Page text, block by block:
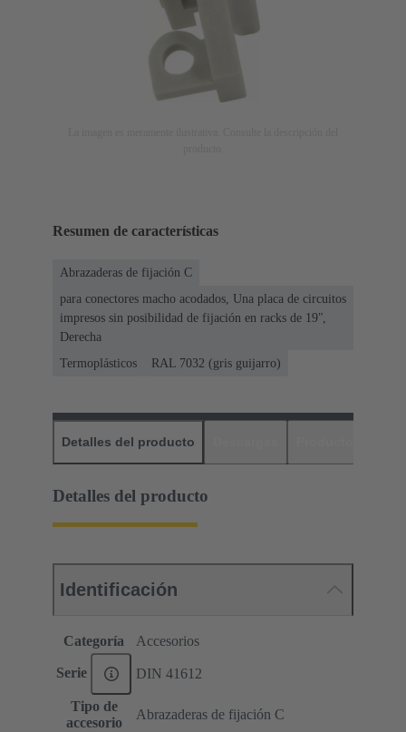
Resumen de características
Abrazaderas de fijación C
para conectores macho acodados, Una placa de circuitos
impresos sin posibilidad de fijación en racks de 19ʺ,
Derecha
Termoplásticos
RAL 7032 (gris guijarro)
Detalles del producto
Detalles del producto
Identificación
Categoría Accesorios
Serie DIN 41612
Tipo de
accesorio
Abrazaderas de fijación C